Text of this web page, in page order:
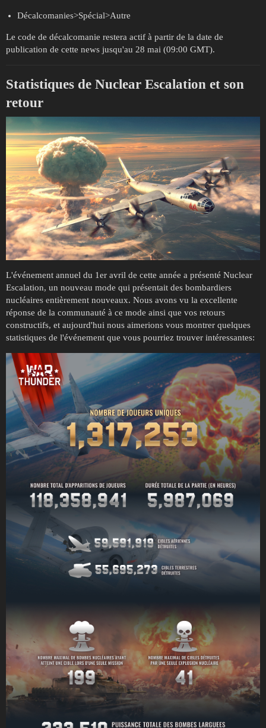
Décalcomanies>Spécial>Autre
Le code de décalcomanie restera actif à partir de la date de
publication de cette news jusqu'au 28 mai (09:00 GMT).
Statistiques de Nuclear Escalation et son
retour
L'événement annuel du 1er avril de cette année a présenté Nuclear
Escalation, un nouveau mode qui présentait des bombardiers
nucléaires entièrement nouveaux. Nous avons vu la excellente
réponse de la communauté à ce mode ainsi que vos retours
constructifs, et aujourd'hui nous aimerions vous montrer quelques
statistiques de l'événement que vous pourriez trouver intéressantes: